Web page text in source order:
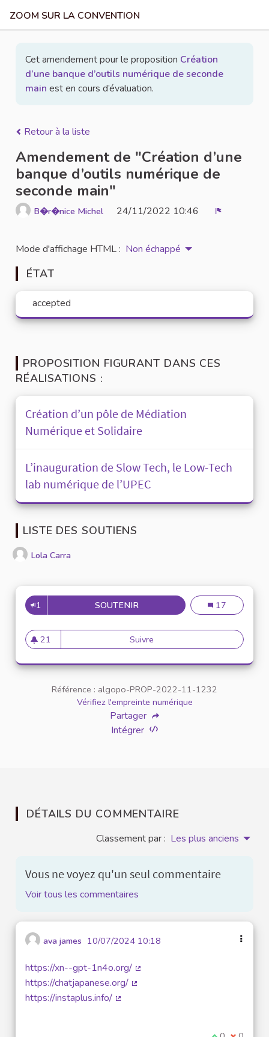
ZOOM SUR LA CONVENTION
Cet amendement pour le proposition Création
d’une banque d’outils numérique de seconde
main est en cours d’évaluation.
Retour à la liste
Amendement de "Création d’une
banque d’outils numérique de
seconde main"
B�r�nice Michel 24/11/2022 10:46
Mode d'affichage HTML : Non échappé
ÉTAT
accepted
PROPOSITION FIGURANT DANS CES
RÉALISATIONS :
Création d’un pôle de Médiation
Numérique et Solidaire
L’inauguration de Slow Tech, le Low-Tech
lab numérique de l’UPEC
LISTE DES SOUTIENS
Lola Carra
1 SOUTENIRCRÉATION D’UNE BANQUE
Création d’une
17
21
21 abonnés
Suivre Création d’une banque
Référence : algopo-PROP-2022-11-1232
Vérifiez l'empreinte numérique
Partager
Intégrer
DÉTAILS DU COMMENTAIRE
Classement par : Les plus anciens
Vous ne voyez qu'un seul commentaire
Voir tous les commentaires
ava james 10/07/2024 10:18
https://xn--gpt-1n4o.org/
(Lien externe)
https://chatjapanese.org/
https://instaplus.info/